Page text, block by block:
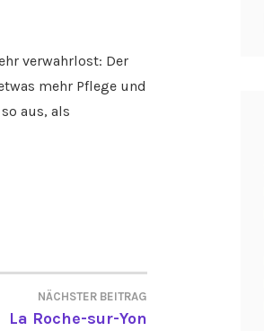
verwahrlost: Der
mehr Pflege und
aus, als
NÄCHSTER BEITRAG
La Roche-sur-Yon